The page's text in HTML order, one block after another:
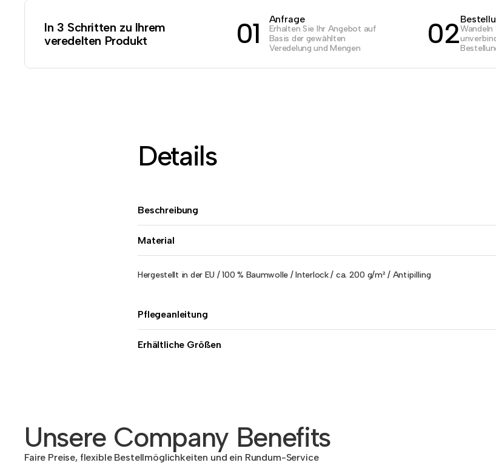
In 3 Schritten zu Ihrem
veredelten Produkt
01 Anfrage
Erhalten Sie Ihr Angebot auf
Basis der gewählten
Veredelung und Mengen
02Wandeln
Details
Beschreibung
Material
Hergestellt in der EU / 100 % Baumwolle / Interlock / ca. 200 g/m² / Antipilling
Pflegeanleitung
Erhältliche Größen
Unsere Company Benefits
Faire Preise, flexible Bestellmöglichkeiten und ein Rundum-Service